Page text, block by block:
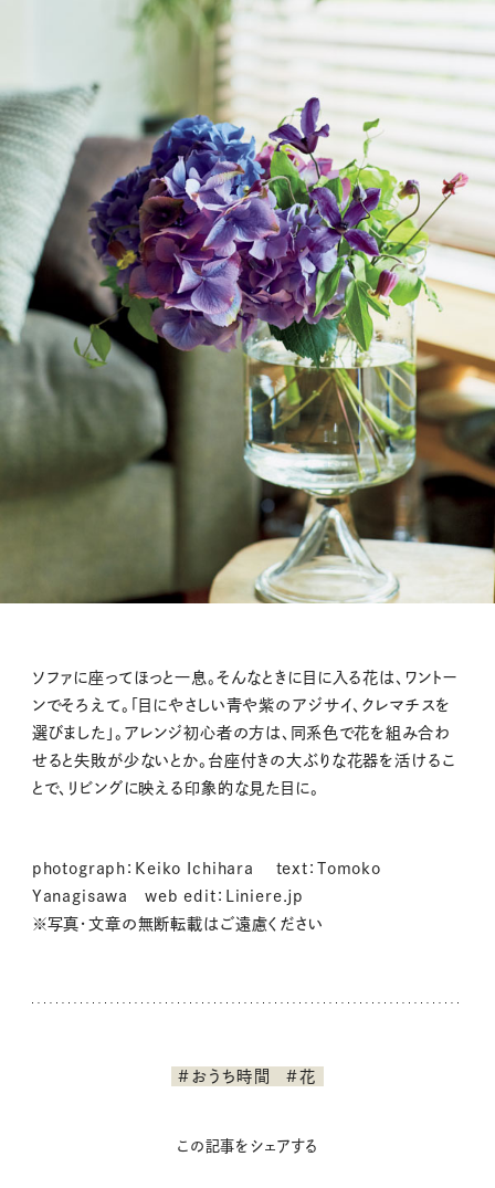
ソファに座ってほっと一息。そんなときに目に入る花は、ワントー
ンでそろえて。「目にやさしい青や紫のアジサイ、クレマチスを
選びました」。アレンジ初心者の方は、同系色で花を組み合わ
せると失敗が少ないとか。台座付きの大ぶりな花器を活けるこ
とで、リビングに映える印象的な見た目に。
photograph：Keiko Ichihara text：Tomoko
Yanagisawa web edit：Liniere.jp
※写真・文章の無断転載はご遠慮ください
#おうち時間 #花
この記事をシェアする